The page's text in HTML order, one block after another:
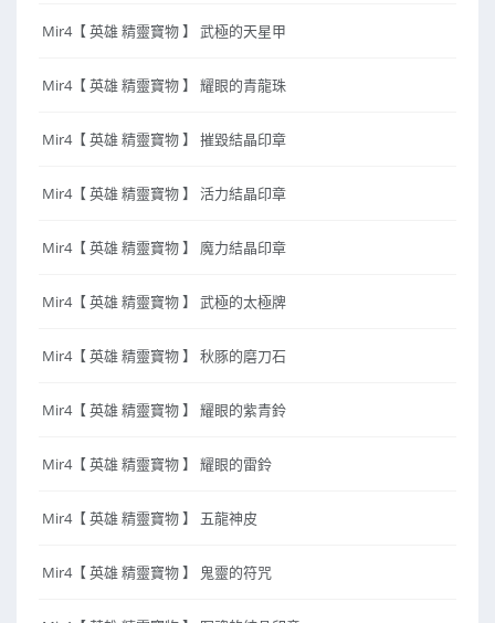
Mir4【 英雄 精靈寶物 】 武極的天星甲
Mir4【 英雄 精靈寶物 】 耀眼的青龍珠
Mir4【 英雄 精靈寶物 】 摧毀結晶印章
Mir4【 英雄 精靈寶物 】 活力結晶印章
Mir4【 英雄 精靈寶物 】 魔力結晶印章
Mir4【 英雄 精靈寶物 】 武極的太極牌
Mir4【 英雄 精靈寶物 】 秋豚的磨刀石
Mir4【 英雄 精靈寶物 】 耀眼的紫青鈴
Mir4【 英雄 精靈寶物 】 耀眼的雷鈴
Mir4【 英雄 精靈寶物 】 五龍神皮
Mir4【 英雄 精靈寶物 】 鬼靈的符咒